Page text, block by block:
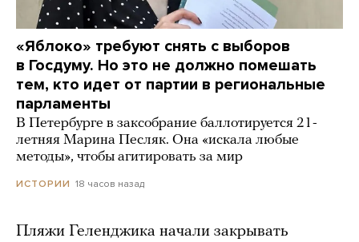
«Яблоко» требуют снять с выборов
в Госдуму. Но это не должно помешать
тем, кто идет от партии в региональные
парламенты
В Петербурге в заксобрание баллотируется 21-
летняя Марина Песляк. Она «искала любые
методы», чтобы агитировать за мир
ИСТОРИИ 18 часов назад
Пляжи Геленджика начали закрывать